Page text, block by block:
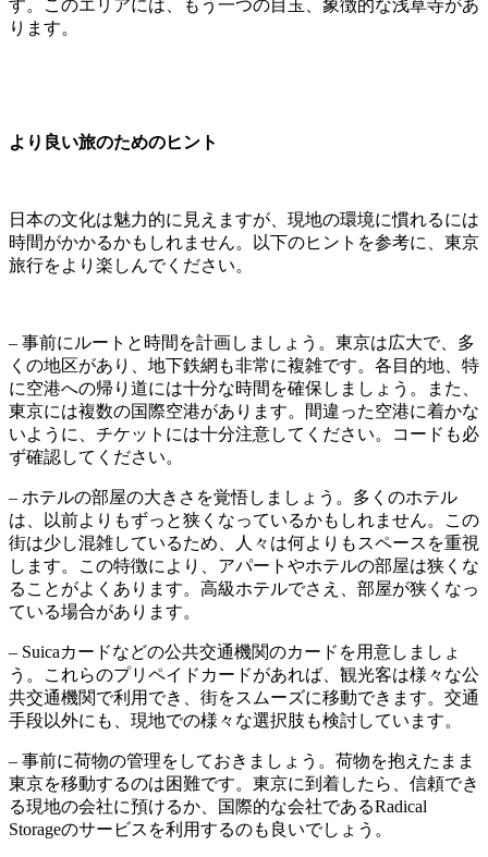
す。このエリアには、もう一つの目玉、象徴的な浅草寺があ
ります。
より良い旅のためのヒント
日本の文化は魅力的に見えますが、現地の環境に慣れるには
時間がかかるかもしれません。以下のヒントを参考に、東京
旅行をより楽しんでください。
– 事前にルートと時間を計画しましょう。東京は広大で、多
くの地区があり、地下鉄網も非常に複雑です。各目的地、特
に空港への帰り道には十分な時間を確保しましょう。また、
東京には複数の国際空港があります。間違った空港に着かな
いように、チケットには十分注意してください。コードも必
ず確認してください。
– ホテルの部屋の大きさを覚悟しましょう。多くのホテル
は、以前よりもずっと狭くなっているかもしれません。この
街は少し混雑しているため、人々は何よりもスペースを重視
します。この特徴により、アパートやホテルの部屋は狭くな
ることがよくあります。高級ホテルでさえ、部屋が狭くなっ
ている場合があります。
– Suicaカードなどの公共交通機関のカードを用意しましょ
う。これらのプリペイドカードがあれば、観光客は様々な公
共交通機関で利用でき、街をスムーズに移動できます。交通
手段以外にも、現地での様々な選択肢も検討しています。
– 事前に荷物の管理をしておきましょう。荷物を抱えたまま
東京を移動するのは困難です。東京に到着したら、信頼でき
る現地の会社に預けるか、国際的な会社であるRadical
Storageのサービスを利用するのも良いでしょう。